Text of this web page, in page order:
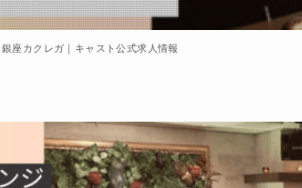
銀座カクレガ｜キャスト公式求人情報